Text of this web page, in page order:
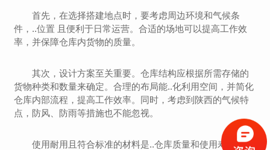
首先，在选择搭建地点时，要考虑周边环境和气候条
件，..位置 且便利于日常运营。合适的场地可以提高工作效
率，并保障仓库内货物的质量。
其次，设计方案至关重要。仓库结构应根据所需存储的
货物种类和数量来确定。合理的布局能..化利用空间，并简化
仓库内部流程，提高工作效率。同时，考虑到陕西的气候特
点，防风、防雨等措施也不能忽视。
使用耐用且符合标准的材料是..仓库质量和使用寿命的关